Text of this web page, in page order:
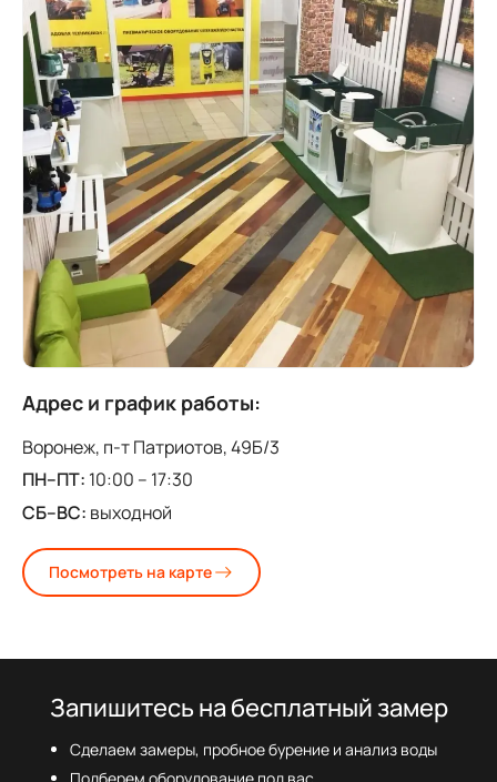
Адрес и график работы:
Воронеж, п-т Патриотов, 49Б/3
ПН–ПТ: 10:00 – 17:30
СБ–ВС: выходной
Посмотреть на карте
Запишитесь на бесплатный замер
Сделаем замеры, пробное бурение и анализ воды